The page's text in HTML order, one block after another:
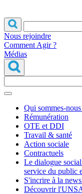
Nous rejoindre
Comment Agir ?
Médias
Qui sommes-
Rémunération
OTE et DDI
Travail & santé
Action sociale
Contractuels
Le dialogue
service du public
S'incrire à la
Découvrir